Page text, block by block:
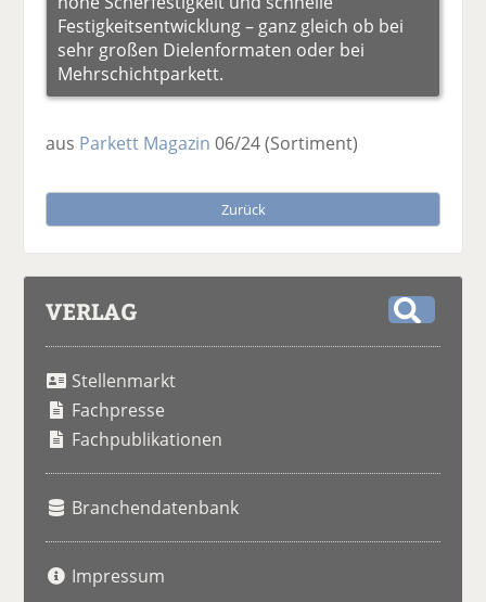
Festigkeitsentwicklung – ganz gleich ob bei
sehr großen Dielenformaten oder bei
Mehrschichtparkett.
aus Parkett Magazin 06/24(Sortiment)
Zurück
VERLAG
Stellenmarkt
Fachpresse
Fachpublikationen
Branchendatenbank
Impressum